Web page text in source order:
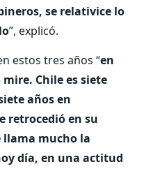
se relativice lo
”, explicó.
estos tres años “en
Chile es siete
años en
retrocedió en su
llama mucho la
día, en una actitud